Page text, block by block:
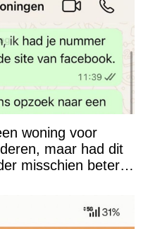
woning voor
maar had dit
misschien beter